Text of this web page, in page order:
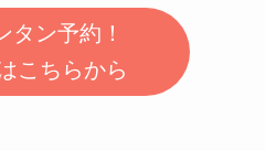
タン予約！
こちらから